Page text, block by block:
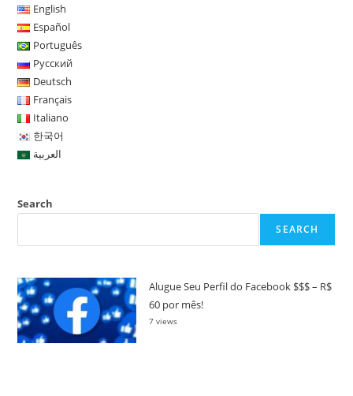
English
Español
Português
Русский
Deutsch
Français
Italiano
한국어
العربية
Search
SEARCH
Alugue Seu Perfil do Facebook $$$ – R$
60 por mês!
7 views